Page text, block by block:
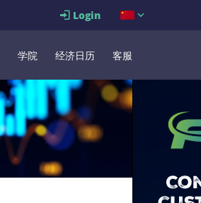
Login
学院 经济日历 客服